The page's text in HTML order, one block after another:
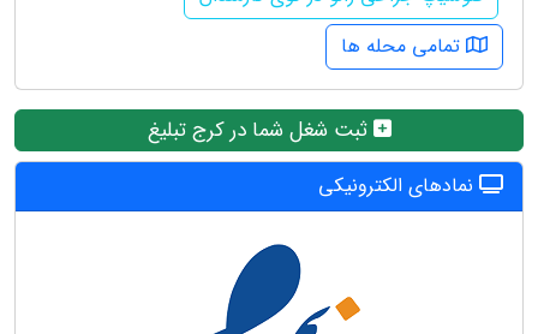
تمامی محله ها
ثبت شغل شما در کرج تبلیغ
نمادهای الکترونیکی